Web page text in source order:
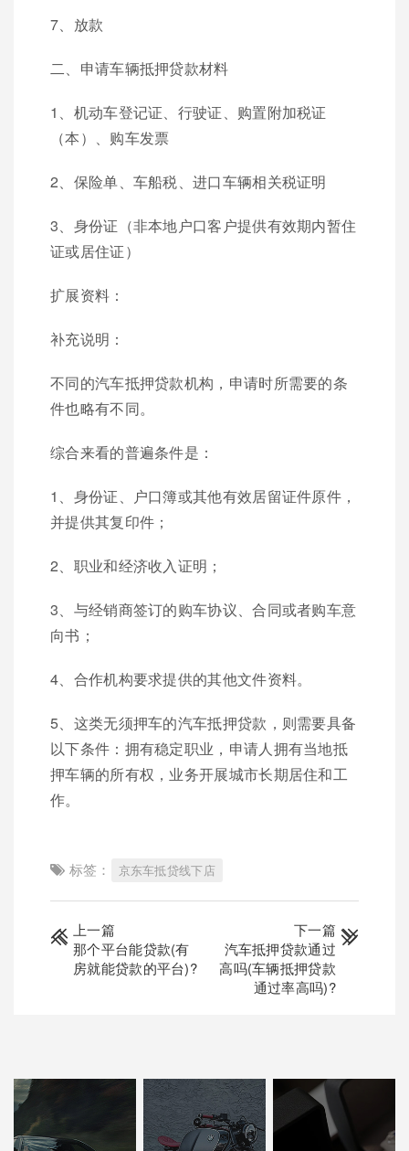
7、放款
二、申请车辆抵押贷款材料
1、机动车登记证、行驶证、购置附加税证
（本）、购车发票
2、保险单、车船税、进口车辆相关税证明
3、身份证（非本地户口客户提供有效期内暂住
证或居住证）
扩展资料：
补充说明：
不同的汽车抵押贷款机构，申请时所需要的条
件也略有不同。
综合来看的普遍条件是：
1、身份证、户口簿或其他有效居留证件原件，
并提供其复印件；
2、职业和经济收入证明；
3、与经销商签订的购车协议、合同或者购车意
向书；
4、合作机构要求提供的其他文件资料。
5、这类无须押车的汽车抵押贷款，则需要具备
以下条件：拥有稳定职业，申请人拥有当地抵
押车辆的所有权，业务开展城市长期居住和工
作。
标签： 京东车抵贷线下店
上一篇
那个平台能贷款(有
房就能贷款的平台)?
下一篇
汽车抵押贷款通过
高吗(车辆抵押贷款
通过率高吗)?